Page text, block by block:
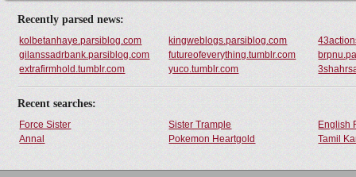
Recently parsed news:
kolbetanhaye.parsiblog.com kingweblogs.parsiblog.com
gilanssadrbank.parsiblog.com
futureofeverything.tumblr.com
extrafirmhold.tumblr.com
yuco.tumblr.com
Recent searches:
Force Sister Sister Trample
English
Annal
Pokemon Heartgold Tamil